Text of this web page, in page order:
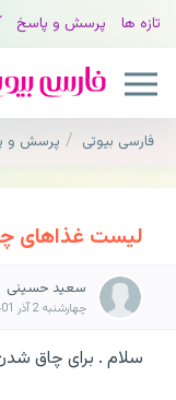
تازه ها پرسش و پاسخ
فارسی بیوتی پرسش و
لیست غذاهای
سعید حسینی
چهارشنبه 2 آذر 1401
سلام . برای چاق